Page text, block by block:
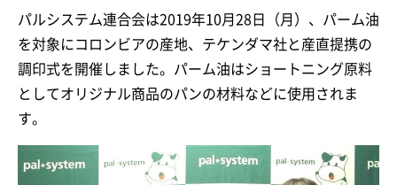
パルシステム連合会は2019年10月28日（月）、パーム油
を対象にコロンビアの産地、テケンダマ社と産直提携の
調印式を開催しました。パーム油はショートニング原料
としてオリジナル商品のパンの材料などに使用されま
す。